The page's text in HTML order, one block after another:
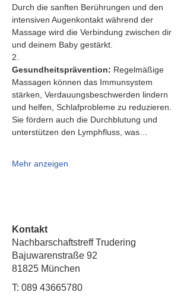
Durch die sanften Berührungen und den
intensiven Augenkontakt während der
Massage wird die Verbindung zwischen dir
und deinem Baby gestärkt.
2.
Gesundheitsprävention: Regelmäßige
Massagen können das Immunsystem
stärken, Verdauungsbeschwerden lindern
und helfen, Schlafprobleme zu reduzieren.
Sie fördern auch die Durchblutung und
unterstützen den Lymphfluss, was…
Mehr anzeigen
Kontakt
Nachbarschaftstreff Trudering
Bajuwarenstraße 92
81825 München
T: 089 43665780